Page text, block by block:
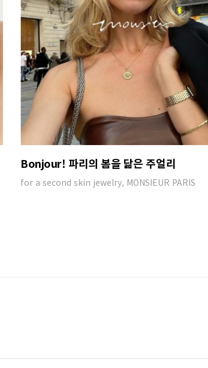
Bonjour! 파리의 봄을 닮은 주얼리
for a second skin jewelry, MONSIEUR PARIS